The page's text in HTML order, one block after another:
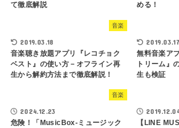
て徹底解説
める！
音楽
2019.03.18
音楽聴き放題アプリ『レコチョク
ベスト』の使い方－オフライン再
生から解約方法まで徹底解説！
2019.03.17
無料音楽ア
トリーム』
生も検証
音楽
2024.12.23
危険！「MusicBox-ミュージック
【LINE